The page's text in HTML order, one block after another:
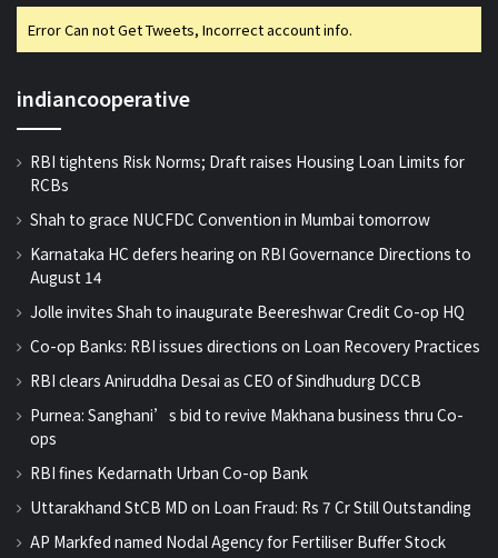
Error Can not Get Tweets, Incorrect account info.
indiancooperative
RBI tightens Risk Norms; Draft raises Housing Loan Limits for
RCBs
Shah to grace NUCFDC Convention in Mumbai tomorrow
Karnataka HC defers hearing on RBI Governance Directions to
August 14
Jolle invites Shah to inaugurate Beereshwar Credit Co-op HQ
Co-op Banks: RBI issues directions on Loan Recovery Practices
RBI clears Aniruddha Desai as CEO of Sindhudurg DCCB
Purnea: Sanghani’s bid to revive Makhana business thru Co-
ops
RBI fines Kedarnath Urban Co-op Bank
Uttarakhand StCB MD on Loan Fraud: Rs 7 Cr Still Outstanding
AP Markfed named Nodal Agency for Fertiliser Buffer Stock